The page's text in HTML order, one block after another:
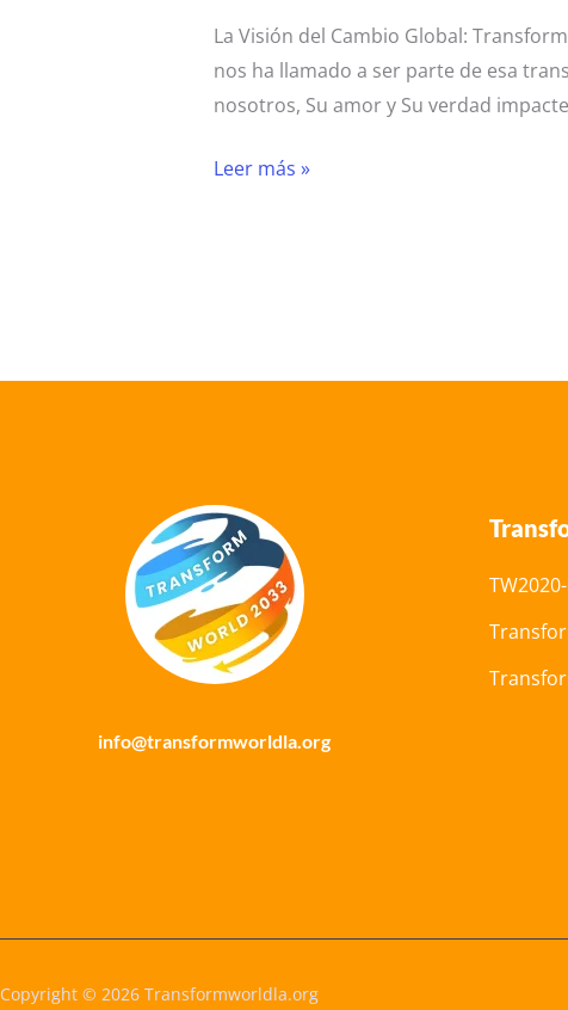
La Visión del Cambio Global:
nos ha llamado a ser parte de esa
nosotros, Su amor y Su verdad
Leer más »
info@transformworldla.org
Copyright © 2026 Transformworldla.org